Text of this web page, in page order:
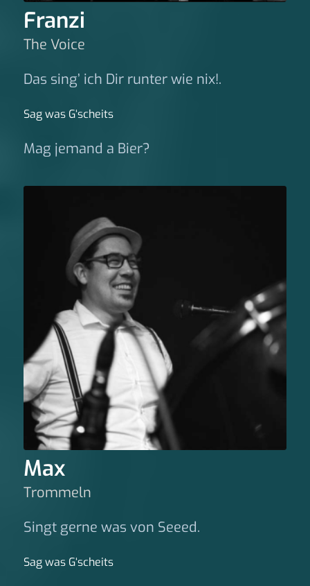
Franzi
The Voice
Das sing’ ich Dir runter wie nix!.
Sag was G‘scheits
Mag jemand a Bier?
Max
Trommeln
Singt gerne was von Seeed.
Sag was G‘scheits